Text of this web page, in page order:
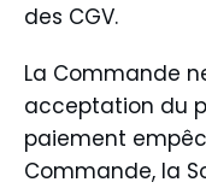
des CGV.
La Commande
acceptation du
paiement
Commande, la